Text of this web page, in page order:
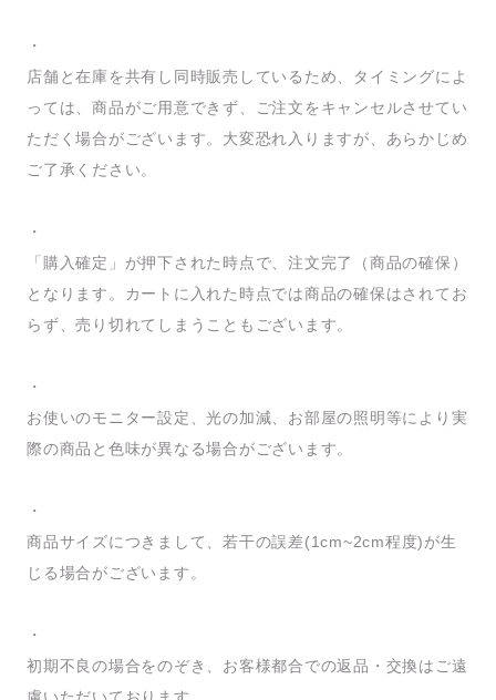
・
店舗と在庫を共有し同時販売しているため、タイミングによ
っては、商品がご用意できず、ご注文をキャンセルさせてい
ただく場合がございます。大変恐れ入りますが、あらかじめ
ご了承ください。
・
「購入確定」が押下された時点で、注文完了（商品の確保）
となります。カートに入れた時点では商品の確保はされてお
らず、売り切れてしまうこともございます。
・
お使いのモニター設定、光の加減、お部屋の照明等により実
際の商品と色味が異なる場合がございます。
・
商品サイズにつきまして、若干の誤差(1cm~2cm程度)が生
じる場合がございます。
・
初期不良の場合をのぞき、お客様都合での返品・交換はご遠
慮いただいております。